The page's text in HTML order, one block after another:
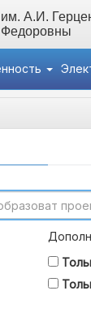
им. А.И.
Федоровны